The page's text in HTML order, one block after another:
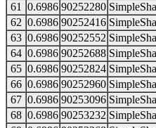
61
0.6986 90252280
62 0.6986 90252416
63 0.6986 90252552
64 0.6986 90252688
65 0.6986 90252824
66 0.6986 90252960
67 0.6986 90253096
68 0.6986 90253232